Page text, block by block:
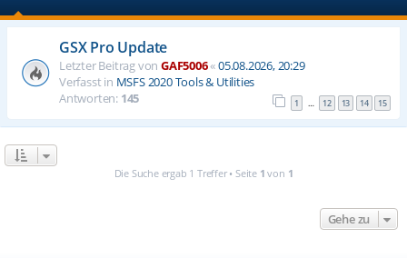
GSX Pro Update
Letzter Beitrag von GAF5006«05.08.2026, 20:29
Verfasst in MSFS 2020 Tools & Utilities
Antworten: 145 1 … 12 13 14 15
Die Suche ergab 1 Treffer • Seite 1 von 1
Gehe zu